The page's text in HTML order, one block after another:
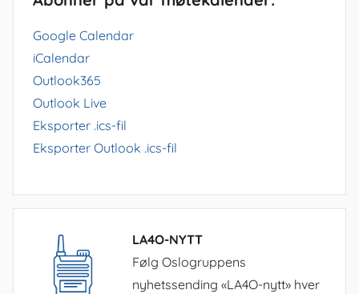
Google Calendar
iCalendar
Outlook365
Outlook Live
Eksporter .ics-fil
Eksporter Outlook .ics-fil
LA4O-NYTT
Følg Oslogruppens
nyhetssending «LA4O-nytt» hver